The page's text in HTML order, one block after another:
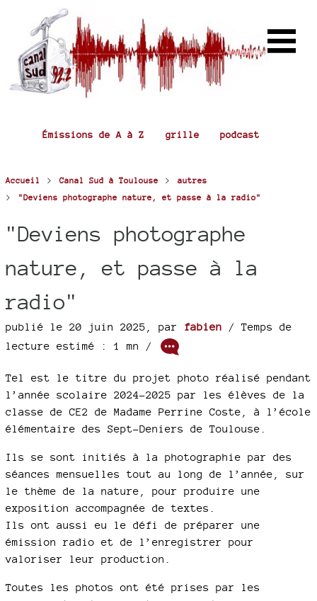
Émissions de A à Z grille podcast
Accueil > Canal Sud à Toulouse > autres
> "Deviens photographe nature, et passe à la radio"
"Deviens photographe
nature, et passe à la
radio"
publié le 20 juin 2025 par fabien / Temps de
lecture estimé : 1 mn /
Tel est le titre du projet photo réalisé pendant
l’année scolaire 2024-2025 par les élèves de la
classe de CE2 de Madame Perrine Coste, à l’école
élémentaire des Sept-Deniers de Toulouse.
Ils se sont initiés à la photographie par des
séances mensuelles tout au long de l’année, sur
le thème de la nature, pour produire une
exposition accompagnée de textes.
Ils ont aussi eu le défi de préparer une
émission radio et de l’enregistrer pour
valoriser leur production.
Toutes les photos ont été prises par les